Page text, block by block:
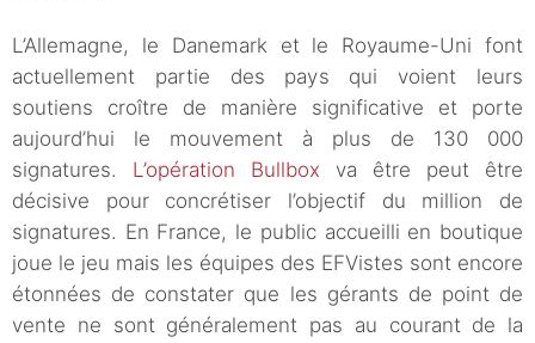
L’Allemagne, le Danemark et le Royaume-Uni font
actuellement partie des pays qui voient leurs
soutiens croître de manière significative et porte
aujourd’hui le mouvement à plus de 130 000
signatures. L’opération Bullbox va être peut être
décisive pour concrétiser l’objectif du million de
signatures. En France, le public accueilli en boutique
joue le jeu mais les équipes des EFVistes sont encore
étonnées de constater que les gérants de point de
vente ne sont généralement pas au courant de la